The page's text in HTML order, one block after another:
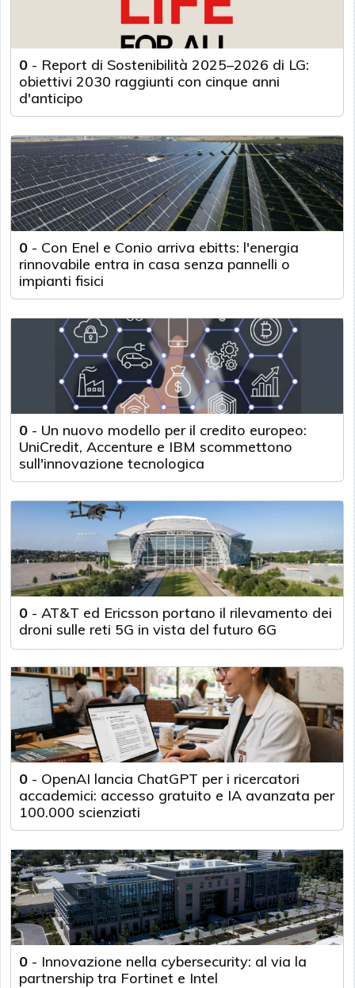
0 - Report di Sostenibilità 2025–2026 di LG:
obiettivi 2030 raggiunti con cinque anni
d'anticipo
0 - Con Enel e Conio arriva ebitts: l'energia
rinnovabile entra in casa senza pannelli o
impianti fisici
0 - Un nuovo modello per il credito europeo:
UniCredit, Accenture e IBM scommettono
sull'innovazione tecnologica
0 - AT&T ed Ericsson portano il rilevamento dei
droni sulle reti 5G in vista del futuro 6G
0 - OpenAI lancia ChatGPT per i ricercatori
accademici: accesso gratuito e IA avanzata per
100.000 scienziati
0 - Innovazione nella cybersecurity: al via la
partnership tra Fortinet e Intel